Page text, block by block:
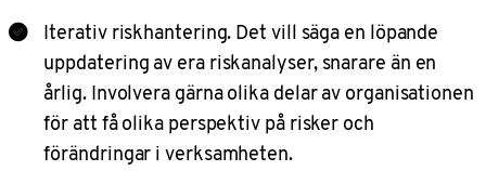
Iterativ riskhantering. Det vill säga en löpande
uppdatering av era riskanalyser, snarare än en
årlig. Involvera gärna olika delar av organisationen
för att få olika perspektiv på risker och
förändringar i verksamheten.